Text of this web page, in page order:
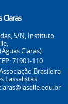
Claras
S/N, Instituto
Claras)
71901-110
Brasileira
Lassalistas